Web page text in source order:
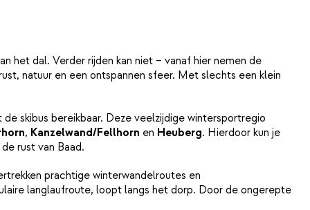
het dal. Verder rijden kan niet – vanaf hier nemen de
natuur en een ontspannen sfeer. Met slechts een klein
skibus bereikbaar. Deze veelzijdige wintersportregio
, Kanzelwand/Fellhorn en Heuberg. Hierdoor kun je
rust van Baad.
prachtige winterwandelroutes en
langlaufroute, loopt langs het dorp. Door de ongerepte